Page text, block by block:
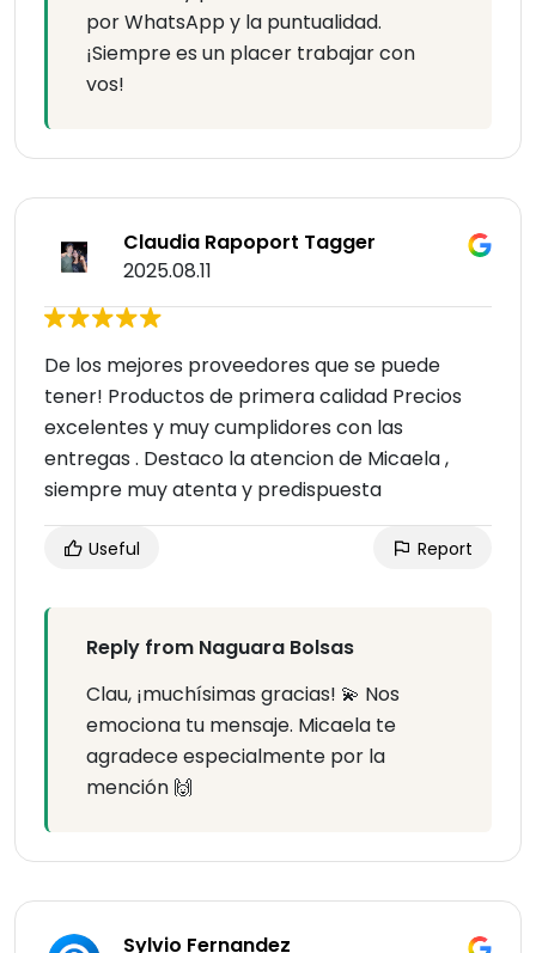
por WhatsApp y la puntualidad.
¡Siempre es un placer trabajar con
vos!
Claudia Rapoport Tagger
2025.08.11
De los mejores proveedores que se puede
tener! Productos de primera calidad Precios
excelentes y muy cumplidores con las
entregas . Destaco la atencion de Micaela ,
siempre muy atenta y predispuesta
Useful Report
Reply from Naguara Bolsas
Clau, ¡muchísimas gracias! 💫 Nos
emociona tu mensaje. Micaela te
agradece especialmente por la
mención 🙌
Sylvio Fernandez